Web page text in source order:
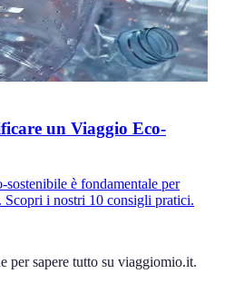
un Viaggio Eco-
è fondamentale per
Scopri i nostri 10 consigli pratici.
per sapere tutto su viaggiomio.it.